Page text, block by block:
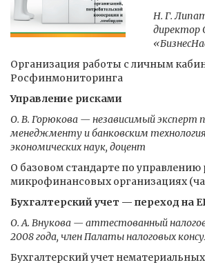
Н. Г.
директор
Организация работы с личным
Росфинмониторинга
Управление рисками
О. В. Горюкова — независимый эксперт
менеджменту и банковским
экономических наук, доцент
О базовом стандарте по управлению
микрофинансовых организациях
Бухгалтерский учет — переход на
О. А. Внукова — аттестованный
2008 года, член Палаты налоговых
Бухгалтерский учет